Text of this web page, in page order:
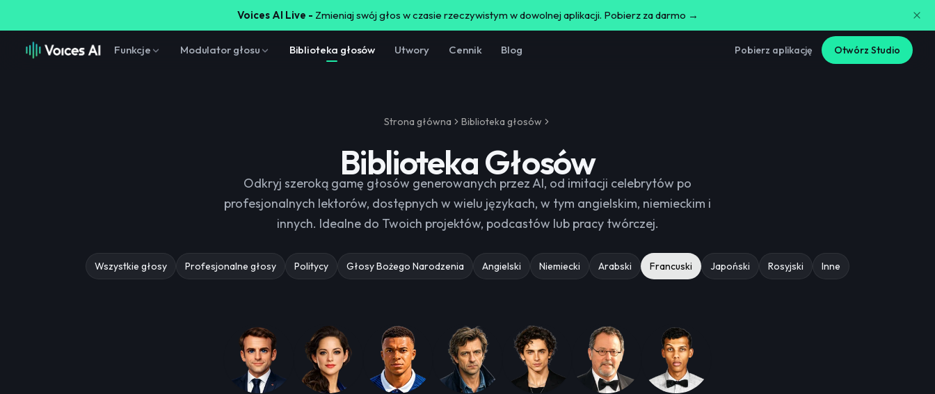
Voices AI Live - Zmieniaj swój głos w czasie rzeczywistym w dowolnej aplikacji. Pobierz za darmo →
Funkcje Modulator głosu Biblioteka głosów Utwory Cennik Blog Pobierz aplikację Otwórz Studio
Strona główna Biblioteka głosów
Biblioteka Głosów
Odkryj szeroką gamę głosów generowanych przez AI, od imitacji celebrytów po
profesjonalnych lektorów, dostępnych w wielu językach, w tym angielskim, niemieckim i
innych. Idealne do Twoich projektów, podcastów lub pracy twórczej.
Wszystkie głosy Profesjonalne głosy Politycy Głosy Bożego Narodzenia Angielski Niemiecki Arabski Francuski Japoński Rosyjski Inne